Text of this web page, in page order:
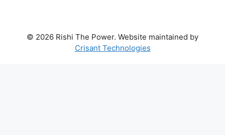
© 2026 Rishi The Power. Website maintained by
Crisant Technologies